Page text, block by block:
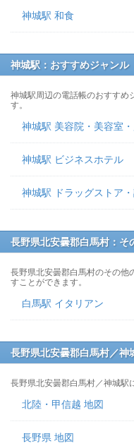
神城駅 和食
神城駅：おすすめジャンル
神城駅周辺の電話帳のおすすめ
す。
神城駅 美容院・美容室
神城駅 ビジネスホテル
神城駅 ドラッグストア
長野県北安曇郡白馬村：そ
長野県北安曇郡白馬村のその他
すことができます。
白馬駅 イタリアン
長野県北安曇郡白馬村／神
長野県北安曇郡白馬村／神城駅
北陸・甲信越 地図
長野県 地図